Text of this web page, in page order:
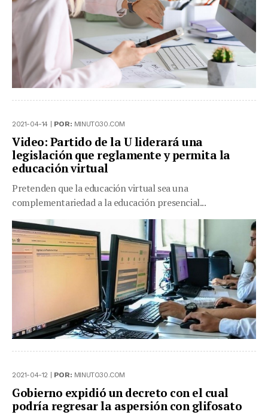
2021-04-14 | POR: MINUTO30.COM
Video: Partido de la U liderará una
legislación que reglamente y permita la
educación virtual
Pretenden que la educación virtual sea una
complementariedad a la educación presencial...
2021-04-12 | POR: MINUTO30.COM
Gobierno expidió un decreto con el cual
podría regresar la aspersión con glifosato